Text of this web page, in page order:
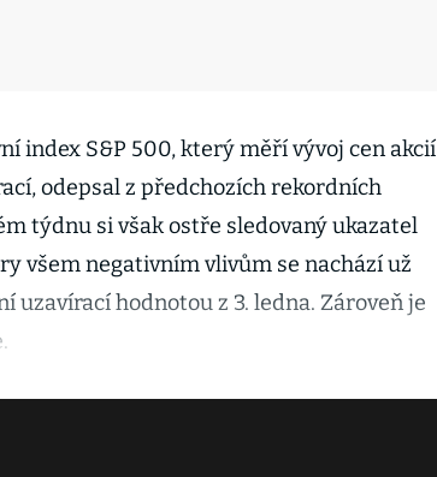
index S&P 500, který měří vývoj cen akcií
odepsal z předchozích rekordních
týdnu si však ostře sledovaný ukazatel
všem negativním vlivům se nachází už
uzavírací hodnotou z 3. ledna. Zároveň je